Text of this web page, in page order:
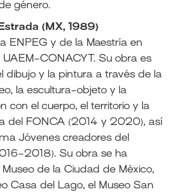
género.
(MX, 1989)
ENPEG y de la Maestría en
UAEM-CONACYT. Su obra es
dibujo y la pintura a través de la
la escultura-objeto y la
con el cuerpo, el territorio y la
del FONCA (2014 y 2020), así
Jóvenes creadores del
2018). Su obra se ha
de la Ciudad de México,
Casa del Lago, el Museo San